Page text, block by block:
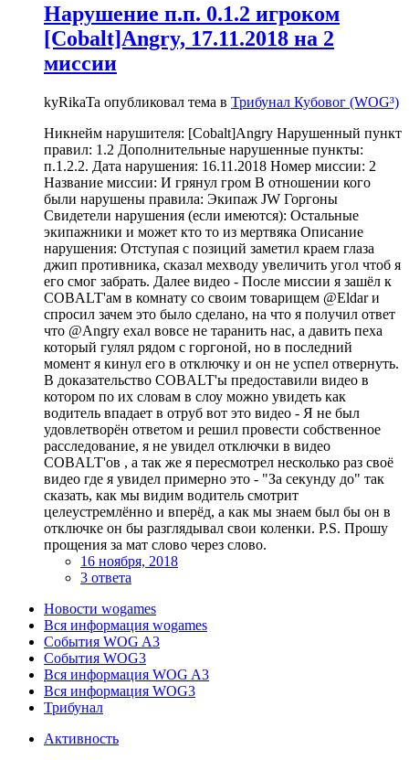
Нарушение п.п. 0.1.2 игроком
[Cobalt]Angry, 17.11.2018 на 2
миссии
kyRikaTa опубликовал тема в Трибунал Кубовог (WOG³)
Никнейм нарушителя: [Cobalt]Angry Нарушенный пункт
правил: 1.2 Дополнительные нарушенные пункты:
п.1.2.2. Дата нарушения: 16.11.2018 Номер миссии: 2
Название миссии: И грянул гром В отношении кого
были нарушены правила: Экипаж JW Горгоны
Свидетели нарушения (если имеются): Остальные
экипажники и может кто то из мертвяка Описание
нарушения: Отступая с позиций заметил краем глаза
джип противника, сказал мехводу увеличить угол чтоб я
его смог забрать. Далее видео - После миссии я зашёл к
COBALT'ам в комнату со своим товарищем @Eldar и
спросил зачем это было сделано, на что я получил ответ
что @Angry ехал вовсе не таранить нас, а давить пеха
который гулял рядом с горгоной, но в последний
момент я кинул его в отключку и он не успел отвернуть.
В доказательство COBALT'ы предоставили видео в
котором по их словам в слоу можно увидеть как
водитель впадает в отруб вот это видео - Я не был
удовлетворён ответом и решил провести собственное
расследование, я не увидел отключки в видео
COBALT'ов , а так же я пересмотрел несколько раз своё
видео где я увидел примерно это - "За секунду до" так
сказать, как мы видим водитель смотрит
целеустремлённо и вперёд, а как мы знаем был бы он в
отключке он бы разглядывал свои коленки. P.S. Прошу
прощения за мат слово через слово.
16 ноября, 2018
3 ответа
Новости wogames
Вся информация wogames
События WOG A3
События WOG3
Вся информация WOG A3
Вся информация WOG3
Трибунал
Активность